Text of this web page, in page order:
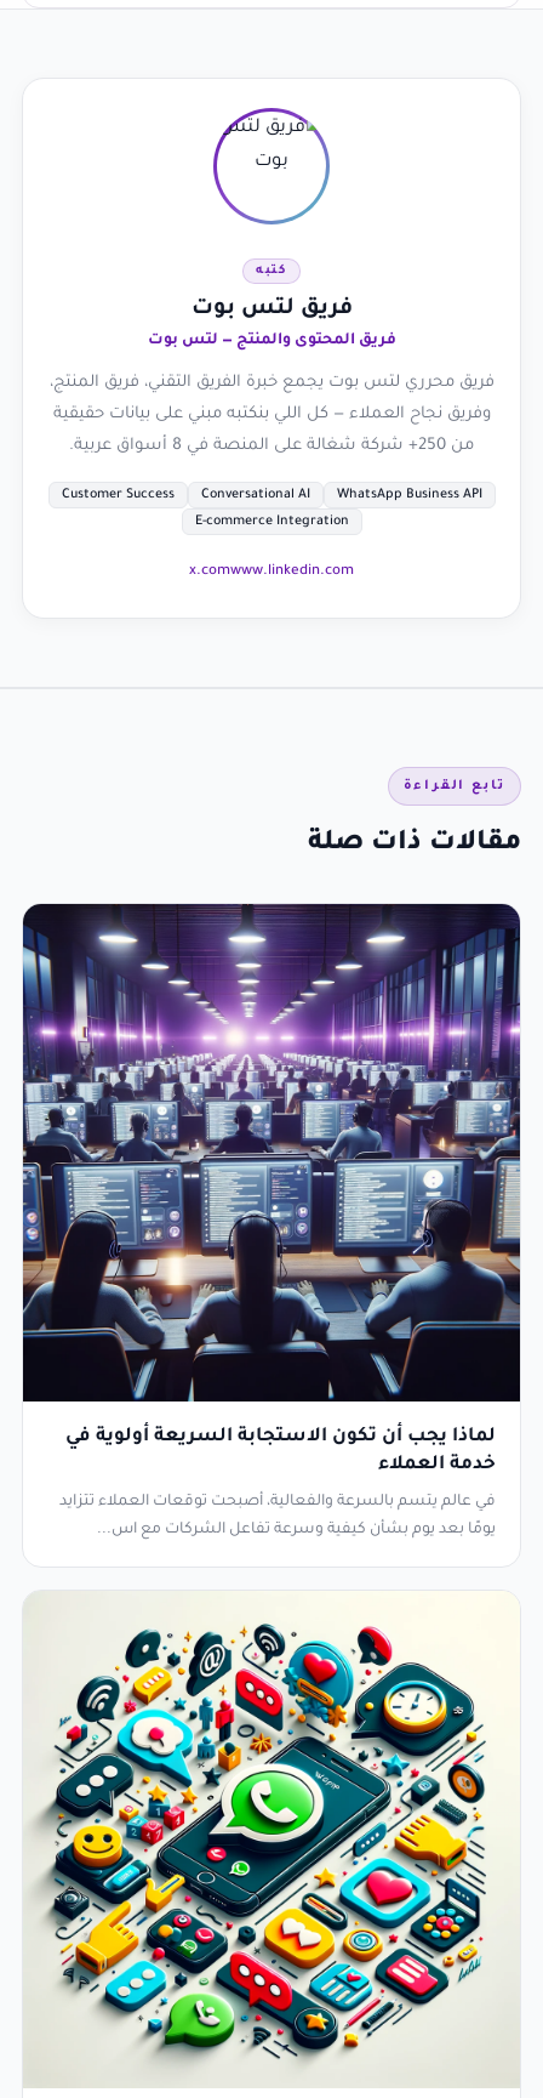
كتبه
فريق لتس بوت
فريق المحتوى والمنتج — لتس بوت
فريق محرري لتس بوت يجمع خبرة الفريق التقني، فريق المنتج،
وفريق نجاح العملاء — كل اللي بنكتبه مبني على بيانات حقيقية
من 250+ شركة شغالة على المنصة في 8 أسواق عربية.
WhatsApp Business API
Conversational AI
Customer Success
E-commerce Integration
www.linkedin.com
x.com
تابع القراءة
مقالات ذات صلة
لماذا يجب أن تكون الاستجابة السريعة أولوية في
خدمة العملاء
في عالم يتسم بالسرعة والفعالية، أصبحت توقعات العملاء تتزايد
يومًا بعد يوم بشأن كيفية وسرعة تفاعل الشركات مع اس...